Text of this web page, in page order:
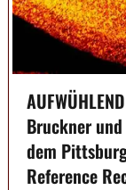
Bruckner
dem
Reference